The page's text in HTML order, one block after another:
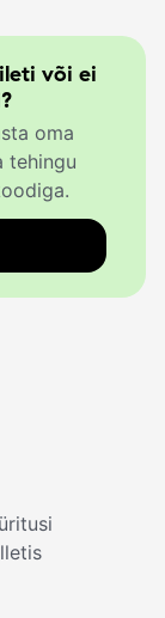
või ei
oma
tehingu